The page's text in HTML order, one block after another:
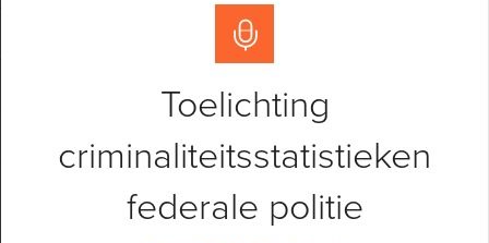
Toelichting
criminaliteitsstatistieken
federale politie